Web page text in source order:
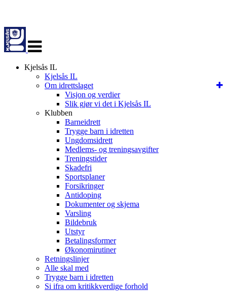
navigasjon
Kjelsås IL
Kjelsås IL
Om idrettslaget
Visjon og verdier
Slik gjør vi det i Kjelsås IL
Klubben
Barneidrett
Trygge barn i idretten
Ungdomsidrett
Medlems- og treningsavgifter
Treningstider
Skadefri
Sportsplaner
Forsikringer
Antidoping
Dokumenter og skjema
Varsling
Bildebruk
Utstyr
Betalingsformer
Økonomirutiner
Retningslinjer
Alle skal med
Trygge barn i idretten
Si ifra om kritikkverdige forhold